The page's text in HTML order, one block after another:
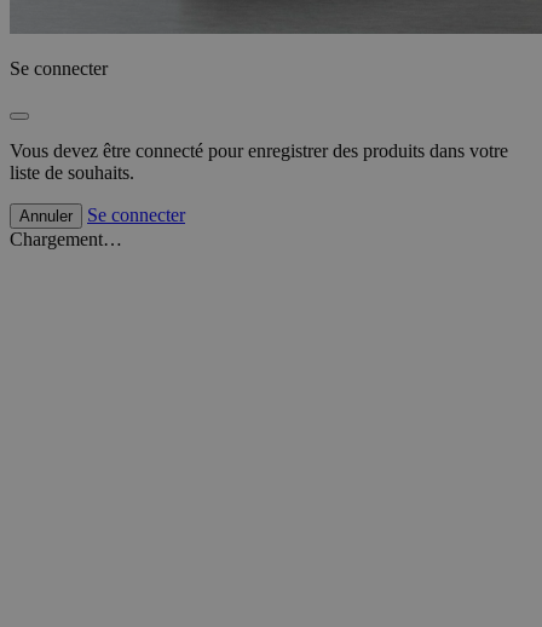
Se connecter
Vous devez être connecté pour enregistrer des produits dans votre
liste de souhaits.
Annuler
Se connecter
Chargement…